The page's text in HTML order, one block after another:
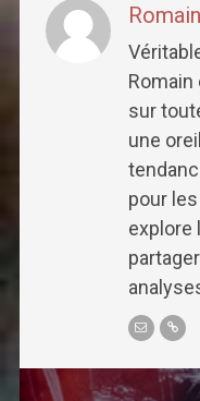
sur
une
pour
explore
Post